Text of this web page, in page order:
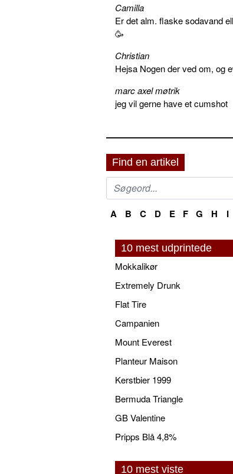
Camilla
Er det alm. flaske sodavand
🥳
Christian
Hejsa Nogen der ved om, og
marc axel møtrik
jeg vil gerne have et cumshot
Find en artikel
A B C D E F G H I
10 mest udprintede
Mokkalikør
Extremely Drunk
Flat Tire
Campanien
Mount Everest
Planteur Maison
Kerstbier 1999
Bermuda Triangle
GB Valentine
Pripps Blå 4,8%
10 mest viste